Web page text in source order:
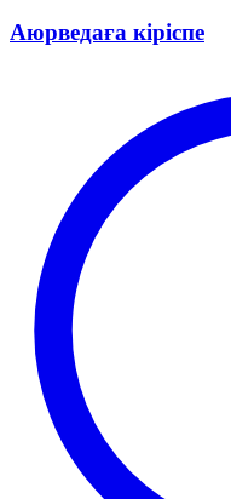
Аюрведаға кіріспе